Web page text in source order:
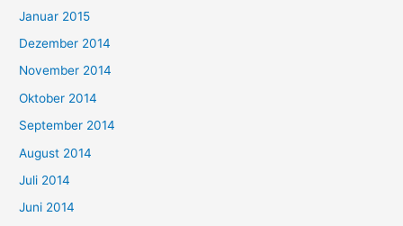
Januar 2015
Dezember 2014
November 2014
Oktober 2014
September 2014
August 2014
Juli 2014
Juni 2014